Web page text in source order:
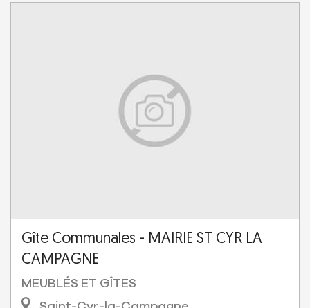
Gîte Communales - MAIRIE ST CYR LA
CAMPAGNE
MEUBLÉS ET GÎTES